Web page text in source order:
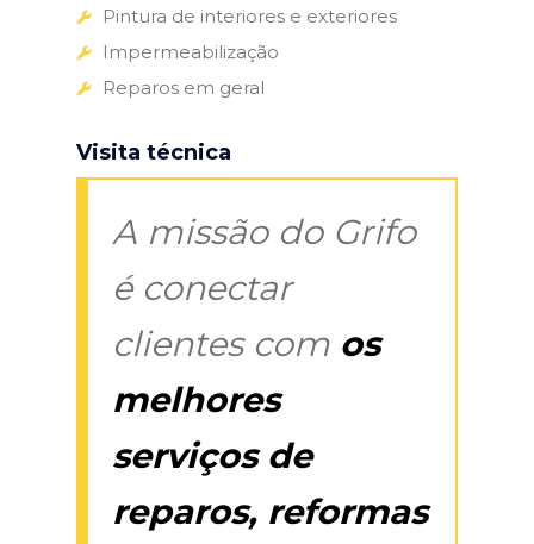
Pintura de interiores e exteriores
Impermeabilização
Reparos em geral
Visita técnica
A missão do Grifo
é conectar
clientes com os
melhores
serviços de
reparos, reformas